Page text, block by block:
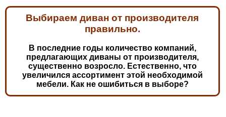
Выбираем диван от производителя
правильно.
В последние годы количество компаний,
предлагающих диваны от производителя,
существенно возросло. Естественно, что
увеличился ассортимент этой необходимой
мебели. Как не ошибиться в выборе?